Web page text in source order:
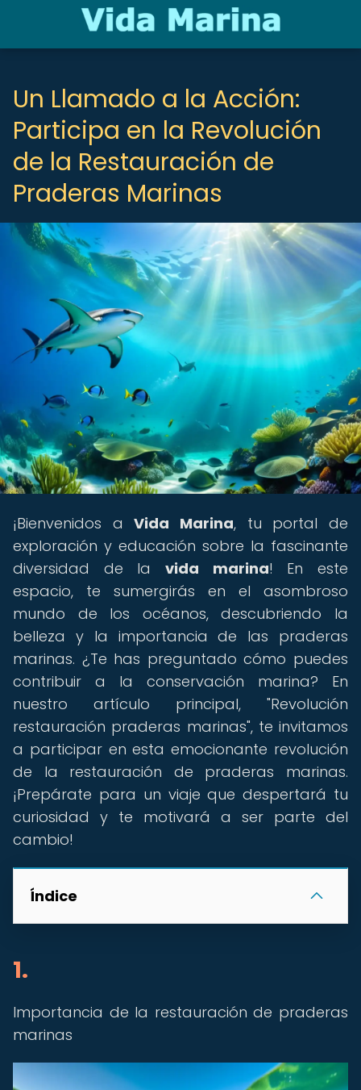
Un Llamado a la Acción:
Participa en la Revolución
de la Restauración de
Praderas Marinas
¡Bienvenidos aVida Marina, tu portal de
exploración y educación sobre la fascinante
diversidad de la vida marina! En este
espacio, te sumergirás en el asombroso
mundo de los océanos, descubriendo la
belleza y la importancia de las praderas
marinas. ¿Te has preguntado cómo puedes
contribuir a la conservación marina? En
nuestro artículo principal, "Revolución
restauración praderas marinas", te invitamos
a participar en esta emocionante revolución
de la restauración de praderas marinas.
¡Prepárate para un viaje que despertará tu
curiosidad y te motivará a ser parte del
cambio!
Índice
1.
Importancia de la restauración de praderas
marinas